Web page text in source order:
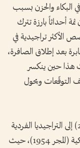
البكاء والحزن بسبب
أحداثاً بارزة تترك
الأكثر تراجيدية في
بعد إطلاق الصافرة،
هذا حين ينكسر
التوقّعات ويحول
من التراجيديا الجماعية (البرازيل 1950 و2014) إلى التراجيديا الفردية
(باجيو وزيدان ورونالدو)، والتراجيديا الكلاسيكية (المجر 1954)، حيث